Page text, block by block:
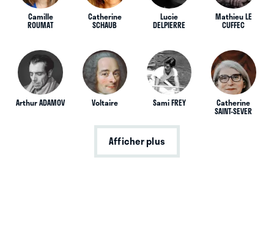
Camille
ROUMAT
Catherine
SCHAUB
Lucie
DELPIERRE
Mathieu LE
CUFFEC
Arthur ADAMOV Voltaire Sami FREY Catherine
SAINT-SEVER
Afficher plus